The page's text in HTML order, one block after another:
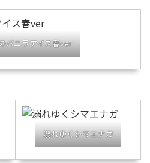
バニラアイス春ver
溺れゆくシマエナガ